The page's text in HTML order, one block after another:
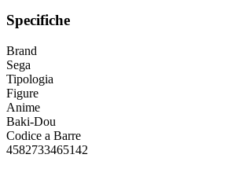
Specifiche
Brand
Sega
Tipologia
Figure
Anime
Baki-Dou
Codice a Barre
4582733465142